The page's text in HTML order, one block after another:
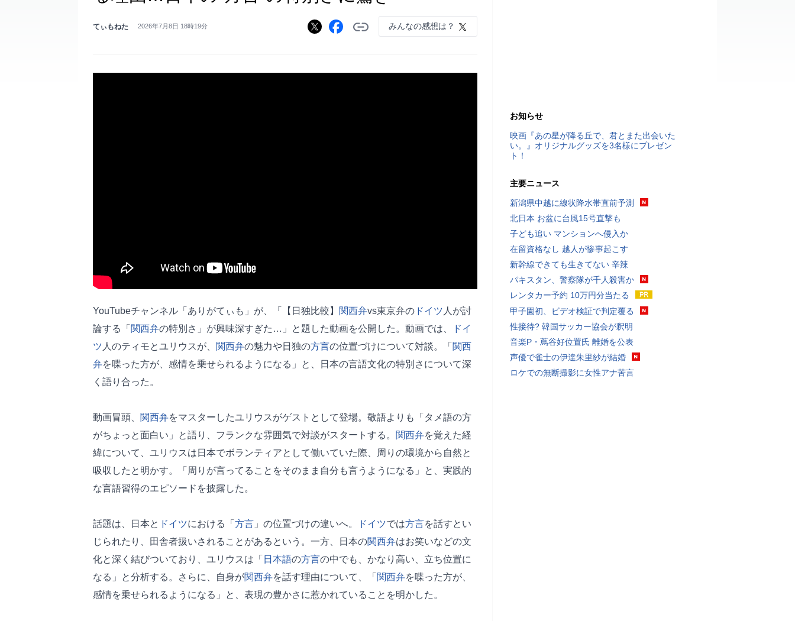
てぃもねた 2026年7月8日 18時19分 みんなの感想は？
YouTubeチャンネル「ありがてぃも」が、「【日独比較】 関西弁vs東京弁の ドイツ 人が討
論する「 関西弁の特別さ」が興味深すぎた…」と題した動画を公開した。動画では、
ドイ
ツ 人のティモとユリウスが、 関西弁の魅力や日独の方言の位置づけについて対談。「 関西
弁を喋った方が、感情を乗せられるようになる」と、日本の言語文化の特別さについて深
く語り合った。
動画冒頭、 関西弁をマスターしたユリウスがゲストとして登場。敬語よりも「タメ語の方
がちょっと面白い」と語り、フランクな雰囲気で対談がスタートする。 関西弁を覚えた経
緯について、ユリウスは日本でボランティアとして働いていた際、周りの環境から自然と
吸収したと明かす。「周りが言ってることをそのまま自分も言うようになる」と、実践的
な言語習得のエピソードを披露した。
話題は、日本と ドイツにおける「 方言 」の位置づけの違いへ。 ドイツでは方言を話すとい
じられたり、田舎者扱いされることがあるという。一方、日本の関西弁はお笑いなどの文
化と深く結びついており、ユリウスは「 日本語の方言の中でも、かなり高い、立ち位置に
なる」と分析する。さらに、自身が関西弁を話す理由について、「 関西弁を喋った方が、
感情を乗せられるようになる」と、表現の豊かさに惹かれていることを明かした。
お知らせ
映画『あの星が降る丘で、君とまた出会いた
い。』オリジナルグッズを3名様にプレゼン
ト！
主要ニュース
新潟県中越に線状降水帯直前予測
北日本 お盆に台風15号直撃も
子ども追い マンションへ侵入か
在留資格なし 越人が惨事起こす
新幹線できても生きてない 辛辣
パキスタン、警察隊が千人殺害か
レンタカー予約 10万円分当たる
甲子園初、ビデオ検証で判定覆る
性接待? 韓国サッカー協会が釈明
音楽P・蔦谷好位置氏 離婚を公表
声優で雀士の伊達朱里紗が結婚
ロケでの無断撮影に女性アナ苦言